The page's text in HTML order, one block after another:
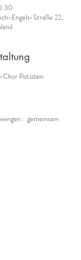
Engels-Straße 22,
Potsdam
:  gemeinsam